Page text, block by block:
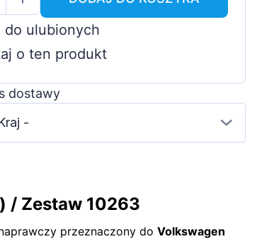
do ulubionych
o ten produkt
dostawy
-
/ Zestaw 10263
przeznaczony do Volkswagen